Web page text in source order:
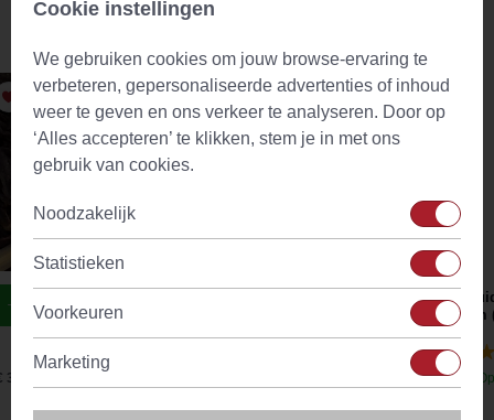
3,56 € 4,09
Cookie instellingen
We gebruiken cookies om jouw browse-ervaring te
verbeteren, gepersonaliseerde advertenties of inhoud
weer te geven en ons verkeer te analyseren. Door op
‘Alles accepteren’ te klikken, stem je in met ons
gebruik van cookies.
Noodzakelijk
Statistieken
Voorkeuren
Marketing